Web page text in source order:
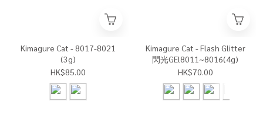
Kimagure Cat - 8017-8021
(3g)
HK$85.00
Kimagure Cat - Flash Glitter
閃光GEl8011~8016(4g)
HK$70.00